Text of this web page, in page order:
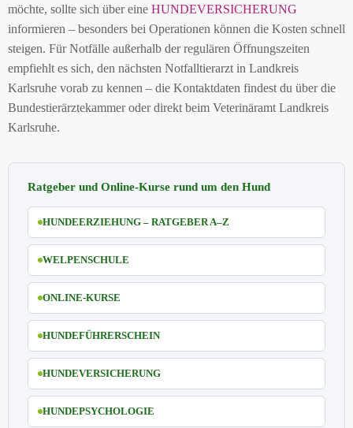
möchte, sollte sich über eine HUNDEVERSICHERUNG
informieren – besonders bei Operationen können die Kosten schnell
steigen. Für Notfälle außerhalb der regulären Öffnungszeiten
empfiehlt es sich, den nächsten Notfalltierarzt in Landkreis
Karlsruhe vorab zu kennen – die Kontaktdaten findest du über die
Bundestierärztekammer oder direkt beim Veterinäramt Landkreis
Karlsruhe.
Ratgeber und Online-Kurse rund um den Hund
HUNDEERZIEHUNG – RATGEBER A–Z
WELPENSCHULE
ONLINE-KURSE
HUNDEFÜHRERSCHEIN
HUNDEVERSICHERUNG
HUNDEPSYCHOLOGIE